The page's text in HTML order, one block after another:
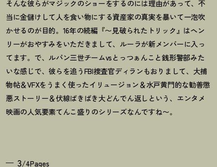
そんな彼らがマジックのショーをするのには理由があって、不
当に金儲けして人を食い物にする資産家の真実を暴いて一泡吹
かせるのが目的。16年の続編『〜見破られたトリック』はヘン
リーがおやすみをいただきまして、ルーラが新メンバーに入っ
てます。で、ルパン三世チームvsとっつぁんこと銭形警部みた
いな感じで、彼らを追うFBI捜査官ディランもおりまして、大捕
物帖＆VFXをうまく使ったイリュージョン＆水戸黄門的な勧善懲
悪ストーリー＆伏線ばきばき大どんでん返しという、エンタメ
映画の人気要素てんこ盛りのシリーズなんですね〜。
3/4Pages